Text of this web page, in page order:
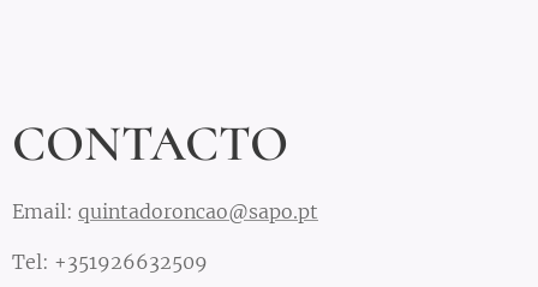
CONTACTO
Email: quintadoroncao@sapo.pt
Tel: +351926632509